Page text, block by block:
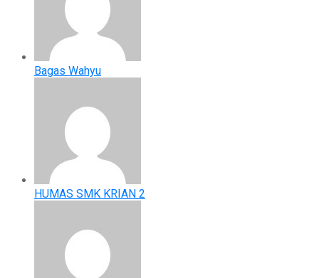
Bagas Wahyu
HUMAS SMK KRIAN 2